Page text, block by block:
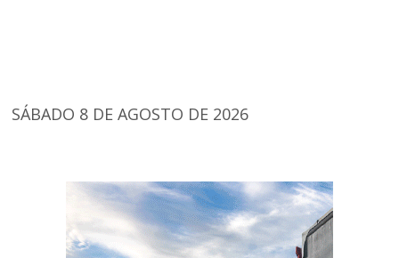
SÁBADO 8 DE AGOSTO DE 2026